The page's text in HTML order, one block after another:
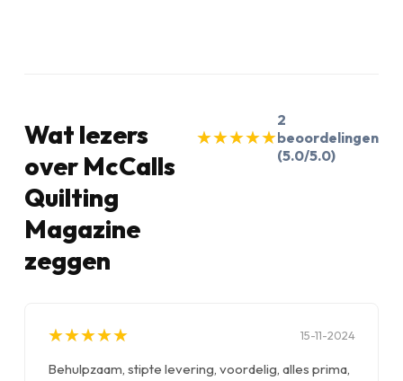
Wat lezers
over McCalls
Quilting
Magazine
zeggen
★
★★
★★
★★
★★
★
2
beoordelingen
(5.0/5.0)
★
★★
★★
★★
★★
★ 15-11-2024
Behulpzaam, stipte levering, voordelig, alles prima,